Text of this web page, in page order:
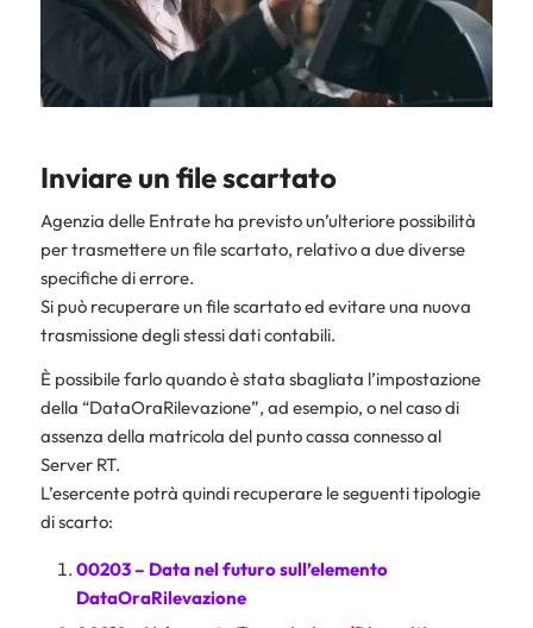
Inviare un file scartato
Agenzia delle Entrate ha previsto un’ulteriore possibilità
per trasmettere un file scartato, relativo a due diverse
specifiche di errore.
Si può recuperare un file scartato ed evitare una nuova
trasmissione degli stessi dati contabili.
È possibile farlo quando è stata sbagliata l’impostazione
della “DataOraRilevazione”, ad esempio, o nel caso di
assenza della matricola del punto cassa connesso al
Server RT.
L’esercente potrà quindi recuperare le seguenti tipologie
di scarto:
00203 – Data nel futuro sull’elemento
DataOraRilevazione